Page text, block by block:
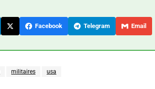
Facebook Telegram Email
militaires usa